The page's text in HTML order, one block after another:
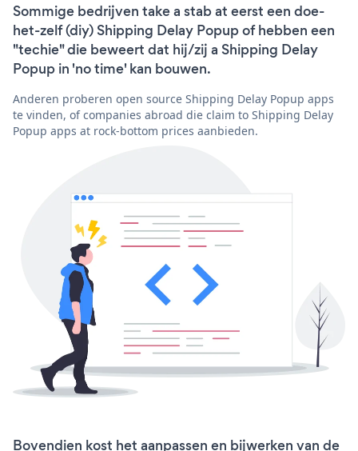
Sommige bedrijven take a stab at eerst een doe-
het-zelf (diy) Shipping Delay Popup of hebben een
"techie" die beweert dat hij/zij a Shipping Delay
Popup in 'no time' kan bouwen.
Anderen proberen open source Shipping Delay Popup apps
te vinden, of companies abroad die claim to Shipping Delay
Popup apps at rock-bottom prices aanbieden.
Bovendien kost het aanpassen en bijwerken van de